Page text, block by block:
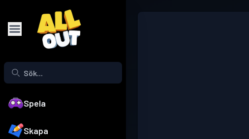
Spela
Skapa